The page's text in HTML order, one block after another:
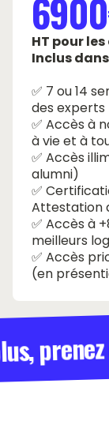
HT pour
Inclus
✅ 7 ou 14
des experts
✅ Accès à
à vie et à
✅ Accès
alumni)
✅
Attestation
✅ Accès à
meilleurs
✅ Accès
(en